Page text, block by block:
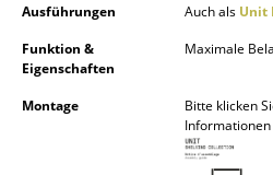
Stehleuchten &
Bodenleuchten
Wandleuchten
Outdoor-Leuchten
Ausführungen
Auch als Unit
Funktion &
Eigenschaften
Maximale
Montage
Bitte klicken